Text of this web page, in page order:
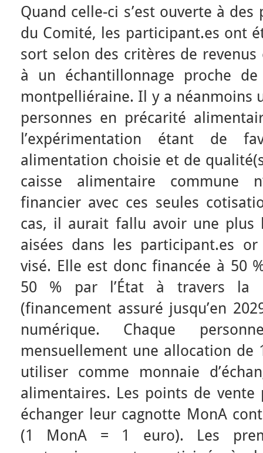
Quand celle-ci s’est ouverte à
du Comité, les participant.es ont
sort selon des critères de revenus
à un échantillonnage proche
montpelliéraine. Il y a néanmoins
personnes en précarité
l’expérimentation étant de
alimentation choisie et de
caisse alimentaire commune
financier avec ces seules
cas, il aurait fallu avoir une plus
aisées dans les participant.es or
visé. Elle est donc financée à 50
50 % par l’État à travers la
(financement assuré jusqu’en
numérique. Chaque
mensuellement une allocation de
utiliser comme monnaie
alimentaires. Les points de
échanger leur cagnotte MonA
(1 MonA = 1 euro). Les